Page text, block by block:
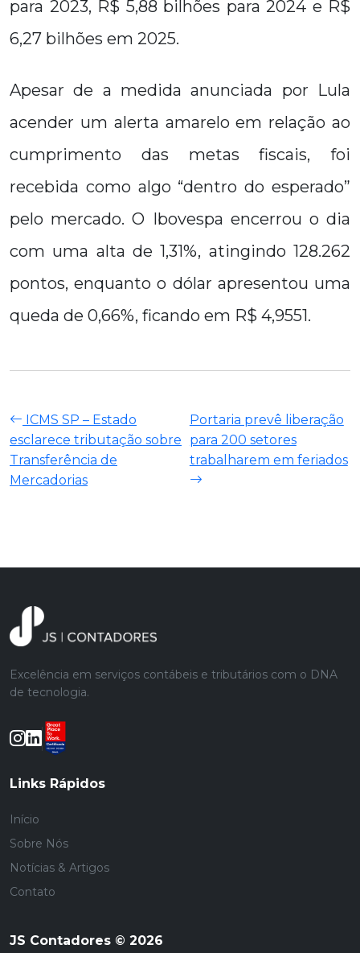
para 2023, R$ 5,88 bilhões para 2024 e R$
6,27 bilhões em 2025.
Apesar de a medida anunciada por Lula
acender um alerta amarelo em relação ao
cumprimento das metas fiscais, foi
recebida como algo “dentro do esperado”
pelo mercado. O Ibovespa encerrou o dia
com uma alta de 1,31%, atingindo 128.262
pontos, enquanto o dólar apresentou uma
queda de 0,66%, ficando em R$ 4,9551.
ICMS SP – Estado
esclarece tributação sobre
Transferência de
Mercadorias
Portaria prevê liberação
para 200 setores
trabalharem em feriados
Excelência em serviços contábeis e tributários com o DNA
de tecnologia.
Links Rápidos
Início
Sobre Nós
Notícias & Artigos
Contato
JS Contadores © 2026